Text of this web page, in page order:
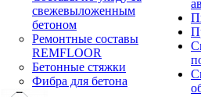
свежевыложенным
бетоном
Ремонтные составы
REMFLOOR
Бетонные стяжки
Фибра для бетона